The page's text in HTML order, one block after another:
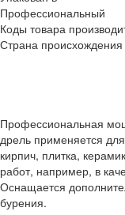
Профессиональный
Коды товара
Страна происхождения
Профессиональная
дрель применяется
кирпич, плитка,
работ, например, в
Оснащается
бурения.